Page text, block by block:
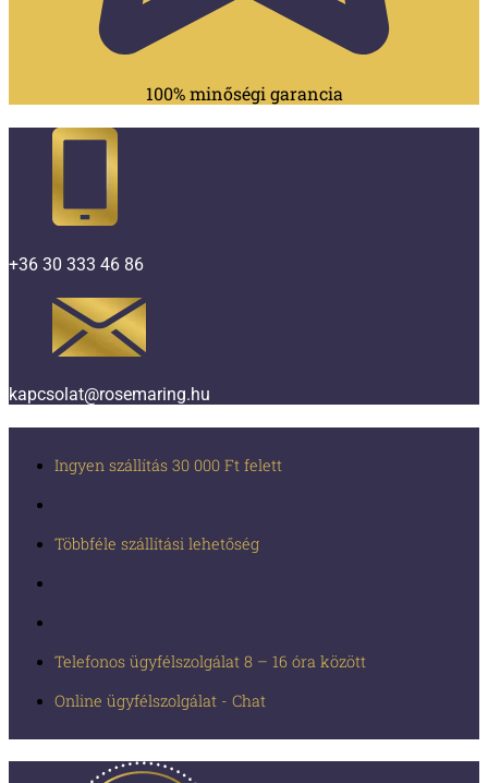
100% minőségi garancia
+36 30 333 46 86
kapcsolat@rosemaring.hu
Ingyen szállítás 30 000 Ft felett
Többféle szállítási lehetőség
Telefonos ügyfélszolgálat 8 – 16 óra között
Online ügyfélszolgálat - Chat